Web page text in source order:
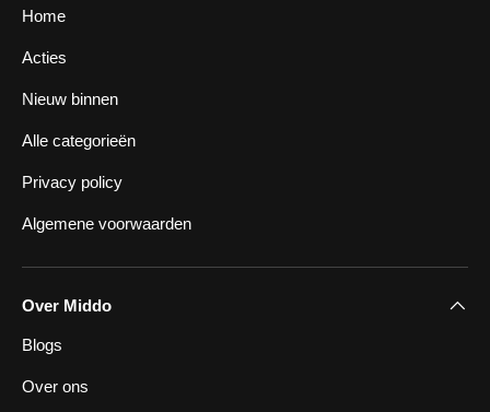
Home
Acties
Nieuw binnen
Alle categorieën
Privacy policy
Algemene voorwaarden
Over Middo
Blogs
Over ons